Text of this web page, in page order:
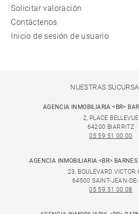
Solicitar valoración
Contáctenos
Inicio de sesión de usuario
NUESTRAS
AGENCIA INMOBILIARIA <BR>
2, PLACE BELLEVUE
64200 BIARRITZ
05 59 51 00 00
AGENCIA INMOBILIARIA <BR>
23, BOULEVARD VICTOR
64500 SAINT-JEAN-
05 59 51 00 08